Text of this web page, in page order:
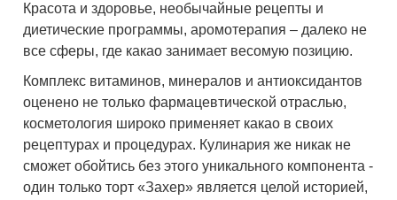
Красота и здоровье, необычайные рецепты и
диетические программы, аромотерапия – далеко не
все сферы, где какао занимает весомую позицию.
Комплекс витаминов, минералов и антиоксидантов
оценено не только фармацевтической отраслью,
косметология широко применяет какао в своих
рецептурах и процедурах. Кулинария же никак не
сможет обойтись без этого уникального компонента -
один только торт «Захер» является целой историей,